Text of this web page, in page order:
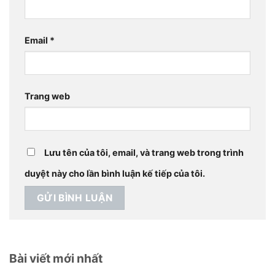
Email *
Trang web
Lưu tên của tôi, email, và trang web trong trình
duyệt này cho lần bình luận kế tiếp của tôi.
Bài viết mới nhất